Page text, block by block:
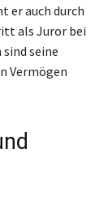
er auch durch
als Juror bei
sind seine
Vermögen